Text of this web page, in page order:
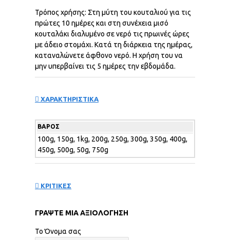
Τρόπος χρήσης: Στη μύτη του κουταλιού για τις
πρώτες 10 ημέρες και στη συνέχεια μισό
κουταλάκι διαλυμένο σε νερό τις πρωινές ώρες
με άδειο στομάχι. Κατά τη διάρκεια της ημέρας,
καταναλώνετε άφθονο νερό. Η χρήση του να
μην υπερβαίνει τις 5 ημέρες την εβδομάδα.
ΧΑΡΑΚΤΗΡΙΣΤΙΚΑ
ΒΆΡΟΣ
100g, 150g, 1kg, 200g, 250g, 300g, 350g, 400g,
450g, 500g, 50g, 750g
ΚΡΙΤΙΚΕΣ
ΓΡΆΨΤΕ ΜΙΑ ΑΞΙΟΛΌΓΗΣΗ
Το Όνομα σας